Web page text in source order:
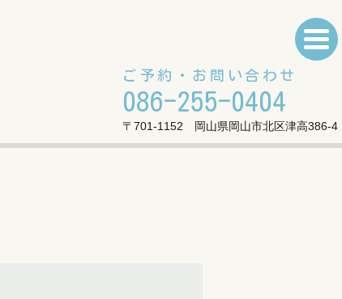
ご予約・お問い合わせ
086-255-0404
〒701-1152 岡山県岡山市北区津高386-4